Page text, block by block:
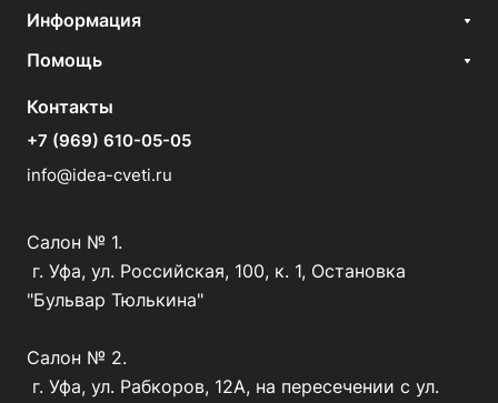
Информация
Помощь
Контакты
+7 (969) 610-05-05
info@idea-cveti.ru
Салон № 1.
г. Уфа, ул. Российская, 100, к. 1, Остановка
"Бульвар Тюлькина"
Салон № 2.
г. Уфа, ул. Рабкоров, 12А, на пересечении с ул.